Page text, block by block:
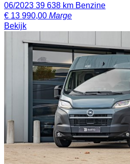
06/2023 39 638 km Benzine
€ 13 990,00 Marge
Bekijk